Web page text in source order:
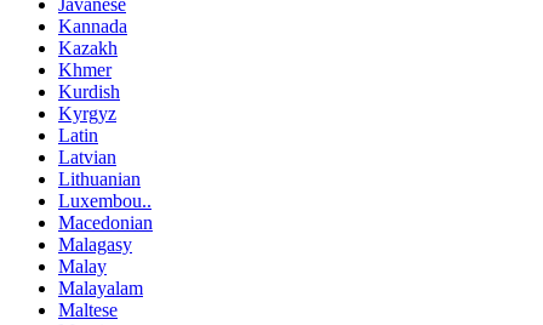
Javanese
Kannada
Kazakh
Khmer
Kurdish
Kyrgyz
Latin
Latvian
Lithuanian
Luxembou..
Macedonian
Malagasy
Malay
Malayalam
Maltese